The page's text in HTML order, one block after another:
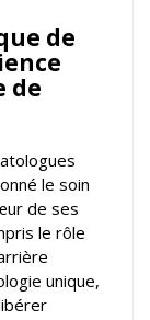
de
de
le soin
de ses
le rôle
unique,